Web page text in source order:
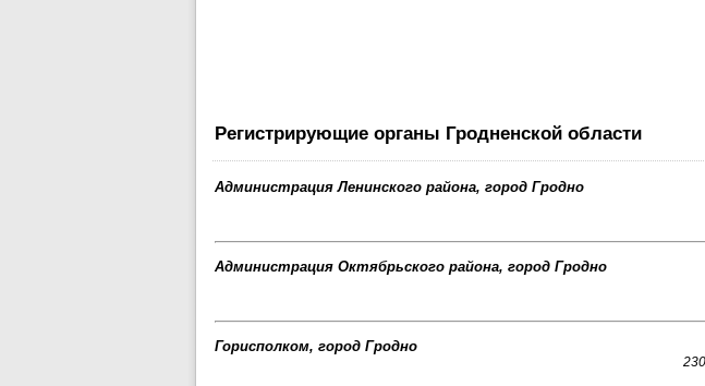
Регистрирующие органы Гродненской области
Администрация Ленинского района, город Гродно
Администрация Октябрьского района, город Гродно
Горисполком, город Гродно